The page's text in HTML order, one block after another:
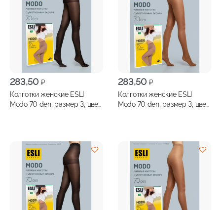
283,50 ₽
Колготки женские ESLI
Modo 70 den, размер 3, цвет
283,50 ₽
Колготки женские ESLI
Modo 70 den, размер 3, цвет